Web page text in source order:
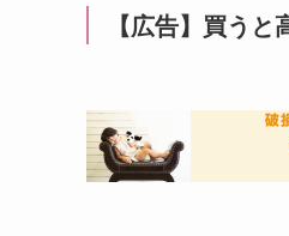
【広告】買う